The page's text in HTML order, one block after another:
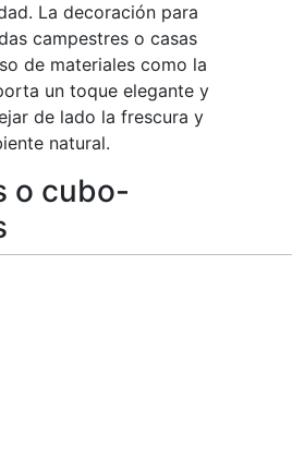
La decoración para
campestres o casas
de materiales como la
un toque elegante y
de lado la frescura y
natural.
o cubo-